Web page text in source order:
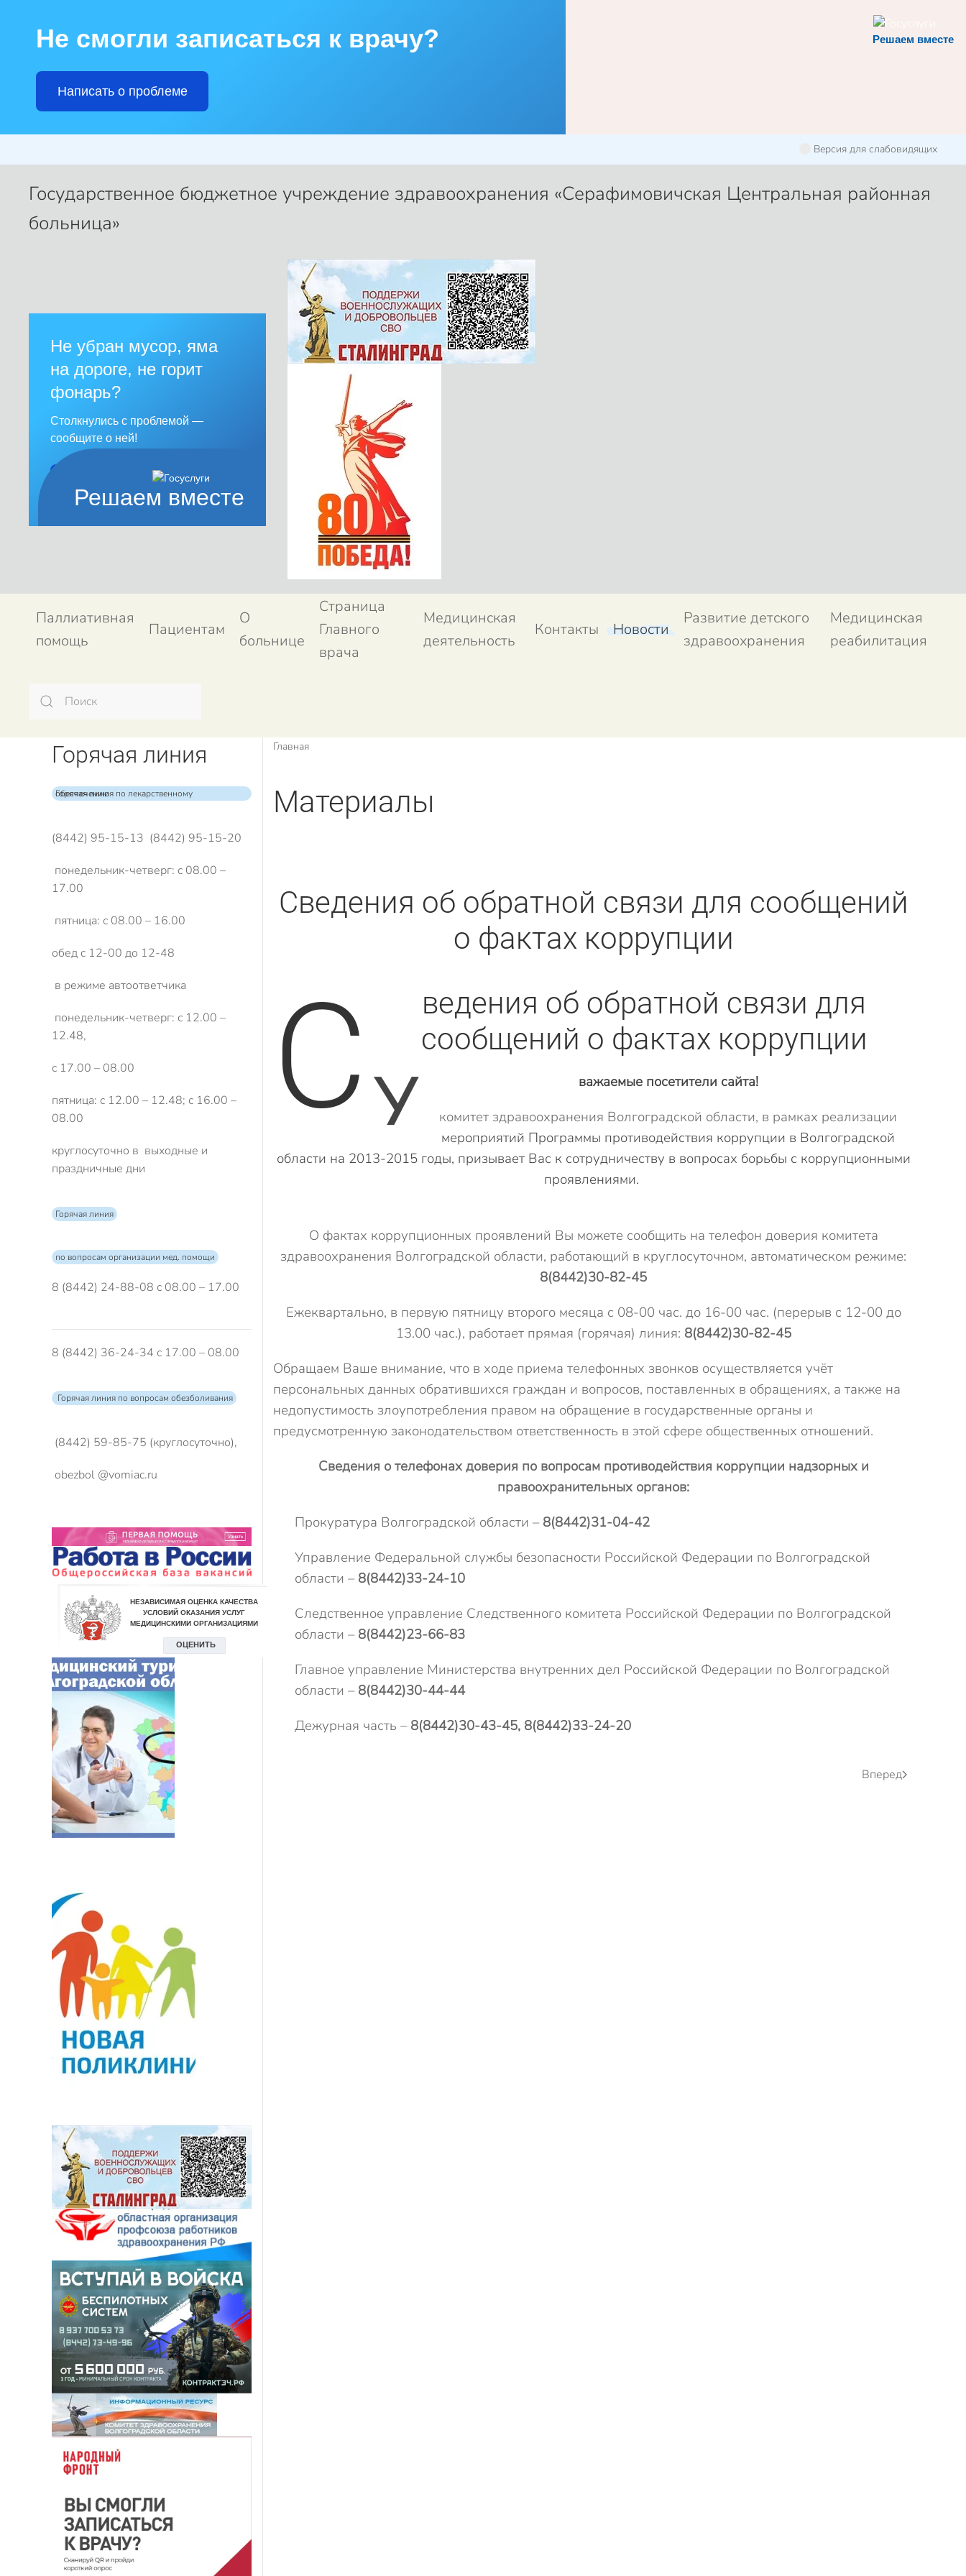
Skip to main content Решаем вместе
Не смогли записаться к врачу?
Написать о проблеме
Версия для слабовидящих
Государственное бюджетное учреждение здравоохранения «Серафимовичская Центральная районная
больница»
Решаем вместе
Не убран мусор, яма
на дороге, не горит
фонарь?
Столкнулись с проблемой —
сообщите о ней!
Сообщить о проблеме
Паллиативная
помощь
Пациентам
О
больнице
Страница
Главного
врача
Медицинская
деятельность
Контакты Новости
Развитие детского
здравоохранения
Медицинская
реабилитация
Главная
Материалы
Сведения об обратной связи для сообщений
о фактах коррупции
С
ведения об обратной связи для
сообщений о фактах коррупции
У
важаемые посетители сайта!
комитет здравоохранения Волгоградской области, в рамках реализации
мероприятий Программы противодействия коррупции в Волгоградской
области на 2013-2015 годы, призывает Вас к сотрудничеству в вопросах борьбы с коррупционными
проявлениями.
О фактах коррупционных проявлений Вы можете сообщить на телефон доверия комитета
здравоохранения Волгоградской области, работающий в круглосуточном, автоматическом режиме:
8(8442)30-82-45
Ежеквартально, в первую пятницу второго месяца с 08-00 час. до 16-00 час. (перерыв с 12-00 до
13.00 час.), работает прямая (горячая) линия: 8(8442)30-82-45
Обращаем Ваше внимание, что в ходе приема телефонных звонков осуществляется учёт
персональных данных обратившихся граждан и вопросов, поставленных в обращениях, а также на
недопустимость злоупотребления правом на обращение в государственные органы и
предусмотренную законодательством ответственность в этой сфере общественных отношений.
Сведения о телефонах доверия по вопросам противодействия коррупции надзорных и
правоохранительных органов:
Прокуратура Волгоградской области –8(8442)31-04-42
Управление Федеральной службы безопасности Российской Федерации по Волгоградской
области – 8(8442)33-24-10
Следственное управление Следственного комитета Российской Федерации по Волгоградской
области –8(8442)23-66-83
Главное управление Министерства внутренних дел Российской Федерации по Волгоградской
области –8(8442)30-44-44
Дежурная часть –8(8442)30-43-45, 8(8442)33-24-20
Вперед
Горячая линия
Горячая линия по лекарственному обеспечению
(8442) 95-15-13 (8442) 95-15-20
понедельник-четверг: с 08.00 –
17.00
пятница: с 08.00 – 16.00
обед с 12-00 до 12-48
в режиме автоответчика
понедельник-четверг: с 12.00 –
12.48,
с 17.00 – 08.00
пятница: с 12.00 – 12.48; с 16.00 –
08.00
круглосуточно в выходные и
праздничные дни
Горячая линия
по вопросам организации мед. помощи
8 (8442) 24-88-08 с 08.00 – 17.00
8 (8442) 36-24-34 с 17.00 – 08.00
Горячая линия по вопросам обезболивания
(8442) 59-85-75 (круглосуточно),
obezbol @vomiac.ru